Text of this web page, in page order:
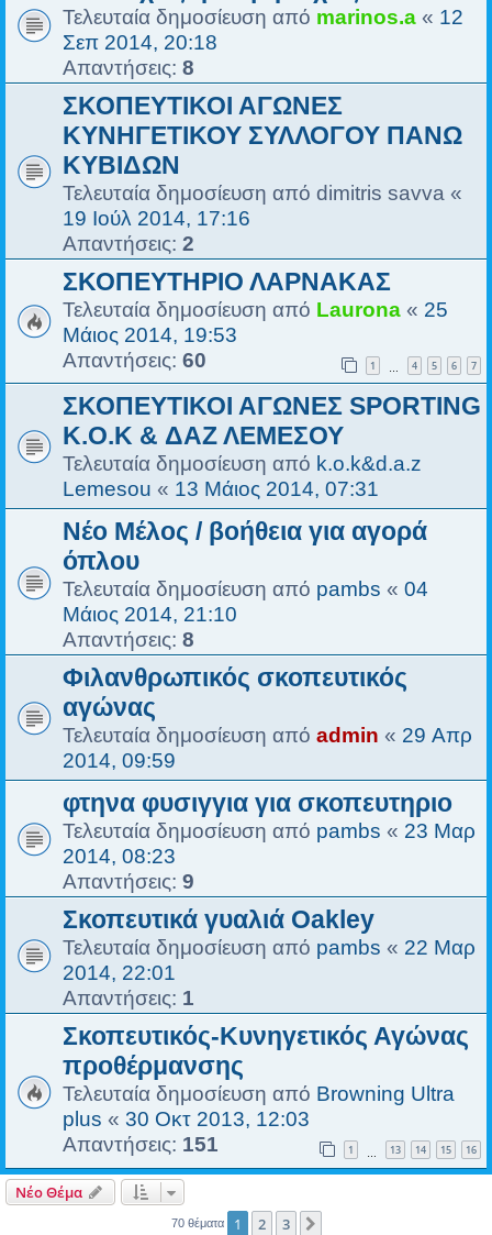
Τελευταία δημοσίευση από marinos.a « 12
Σεπ 2014, 20:18
Απαντήσεις: 8
ΣΚΟΠΕΥΤΙΚΟΙ ΑΓΩΝΕΣ
ΚΥΝΗΓΕΤΙΚΟΥ ΣΥΛΛΟΓΟΥ ΠΑΝΩ
ΚΥΒΙΔΩΝ
Τελευταία δημοσίευση από dimitris savva «
19 Ιούλ 2014, 17:16
Απαντήσεις: 2
ΣΚΟΠΕΥΤΗΡΙΟ ΛΑΡΝΑΚΑΣ
Τελευταία δημοσίευση από Laurona « 25
Μάιος 2014, 19:53
Απαντήσεις: 60 1 … 4 5 6 7
ΣΚΟΠΕΥΤΙΚΟΙ ΑΓΩΝΕΣ SPORTING
K.O.K & ΔΑΖ ΛΕΜΕΣΟΥ
Τελευταία δημοσίευση από k.o.k&d.a.z
Lemesou « 13 Μάιος 2014, 07:31
Νέο Μέλος / βοήθεια για αγορά
όπλου
Τελευταία δημοσίευση από pambs « 04
Μάιος 2014, 21:10
Απαντήσεις: 8
Φιλανθρωπικός σκοπευτικός
αγώνας
Τελευταία δημοσίευση από admin « 29 Απρ
2014, 09:59
φτηνα φυσιγγια για σκοπευτηριο
Τελευταία δημοσίευση από pambs « 23 Μαρ
2014, 08:23
Απαντήσεις: 9
Σκοπευτικά γυαλιά Oakley
Τελευταία δημοσίευση από pambs « 22 Μαρ
2014, 22:01
Απαντήσεις: 1
Σκοπευτικός-Κυνηγετικός Αγώνας
προθέρμανσης
Τελευταία δημοσίευση από Browning Ultra
plus « 30 Οκτ 2013, 12:03
Απαντήσεις: 151 1 13 14 15 16
Νέο Θέμα
70 θέματα 1 2 3